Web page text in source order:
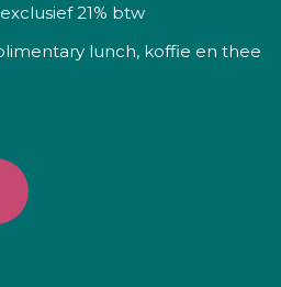
21% btw
lunch, koffie en thee